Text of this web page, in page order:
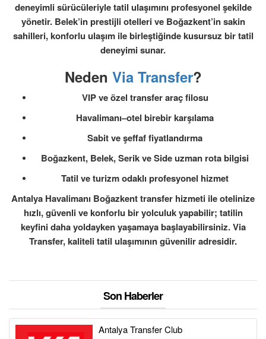
deneyimli sürücüleriyle tatil ulaşımını profesyonel şekilde
yönetir. Belek’in prestijli otelleri ve Boğazkent’in sakin
sahilleri, konforlu ulaşım ile birleştiğinde kusursuz bir tatil
deneyimi sunar.
Neden Via Transfer?
VIP ve özel transfer araç filosu
Havalimanı–otel birebir karşılama
Sabit ve şeffaf fiyatlandırma
Boğazkent, Belek, Serik ve Side uzman rota bilgisi
Tatil ve turizm odaklı profesyonel hizmet
Antalya Havalimanı Boğazkent transfer hizmeti ile otelinize
hızlı, güvenli ve konforlu bir yolculuk yapabilir; tatilin
keyfini daha yoldayken yaşamaya başlayabilirsiniz. Via
Transfer, kaliteli tatil ulaşımının güvenilir adresidir.
Son Haberler
Antalya Transfer Club